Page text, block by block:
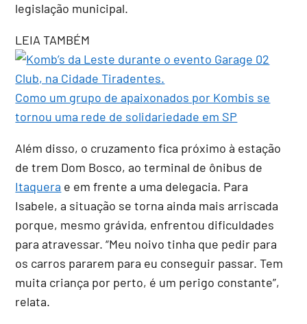
legislação municipal.
LEIA TAMBÉM
Como um grupo de apaixonados por Kombis se
tornou uma rede de solidariedade em SP
Além disso, o cruzamento fica próximo à estação
de trem Dom Bosco, ao terminal de ônibus de
Itaquera e em frente a uma delegacia. Para
Isabele, a situação se torna ainda mais arriscada
porque, mesmo grávida, enfrentou dificuldades
para atravessar. “Meu noivo tinha que pedir para
os carros pararem para eu conseguir passar. Tem
muita criança por perto, é um perigo constante”,
relata.